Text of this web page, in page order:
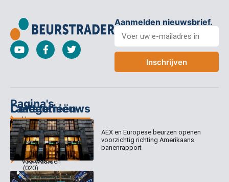
Aanmelden nieuwsbrief.
Inschrijven
Pagina's
Home
Abonnementen
Dagcommentaar
Tradealert
Organisatie
Categorieën
Columns
Dagcommentaar
Algemene
voorwaarden
Disclaimer
Contact
Keizersgracht
520
1017 EK
Amsterdam
(020)
231
Laatste nieuws
AEX en Europese beurzen openen
voorzichtig richting Amerikaans
banenrapport